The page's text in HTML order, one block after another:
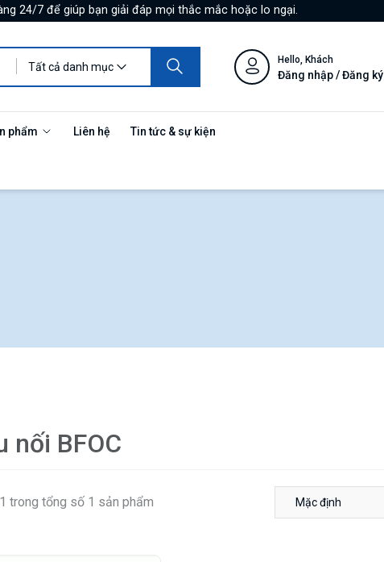
24/7 để giúp bạn giải đáp mọi thắc mắc hoặc lo ngại.
Tất cả danh mục
Hello, Khách
Đăng nhập / Đăng ký
phẩm Liên hệ Tin tức & sự kiện
nối BFOC
trong tổng số 1 sản phẩm Mặc định